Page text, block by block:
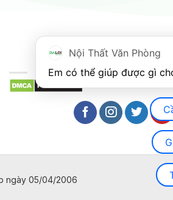
ngày 05/04/2006
Nội Thất Văn Phòng